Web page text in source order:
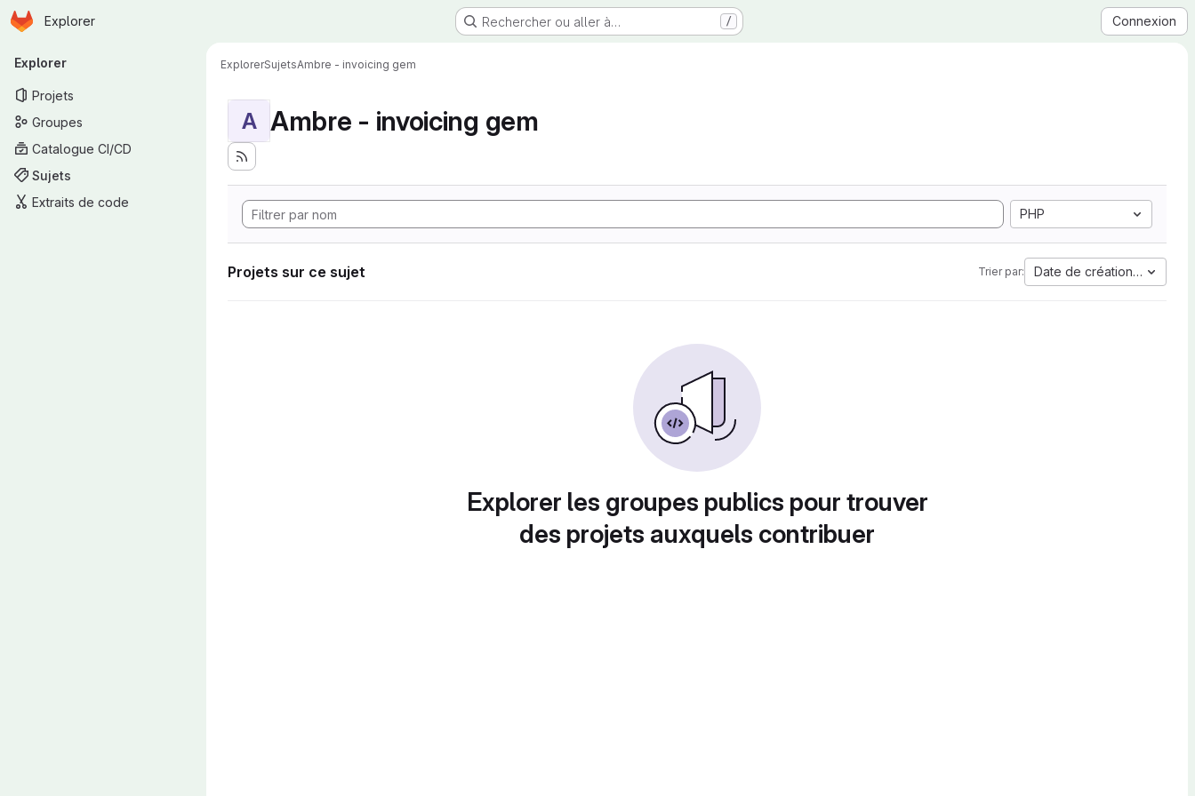
Passer au contenu principal
Page d'accueil
Explorer Rechercher ou aller à… / Connexion
Navigation principale
Explorer
Projets
Groupes
Catalogue CI/CD
Sujets
Extraits de code
ExplorerSujetsAmbre - invoicing gem
A Ambre - invoicing gem
PHP
Projets sur ce sujet Trier par: Date de création la plus
Explorer les groupes publics pour trouver
des projets auxquels contribuer